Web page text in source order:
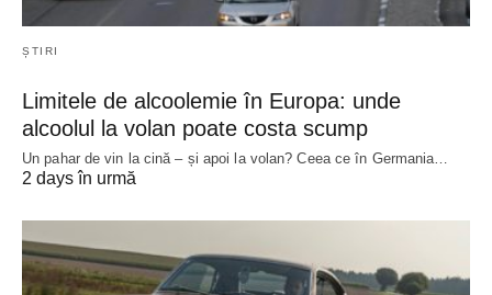
ȘTIRI
Limitele de alcoolemie în Europa: unde
alcoolul la volan poate costa scump
Un pahar de vin la cină – și apoi la volan? Ceea ce în Germania…
2 days în urmă